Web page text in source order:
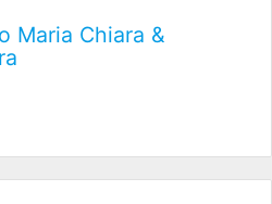
Maria Chiara &